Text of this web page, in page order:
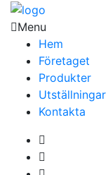
Menu
Hem
Företaget
Produkter
Utställningar
Kontakta